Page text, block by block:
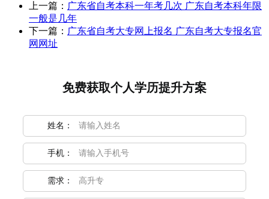
上一篇： 广东省自考本科一年考几次 广东自考本科年限
一般是几年
下一篇： 广东省自考大专网上报名 广东自考大专报名官
网网址
免费获取个人学历提升方案
姓名：
手机：
需求：